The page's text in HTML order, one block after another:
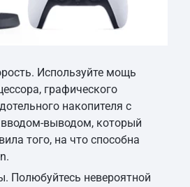
Используйте мощь
графического
накопителя с
выводом, который
того, на что способна
Полюбуйтесь невероятной